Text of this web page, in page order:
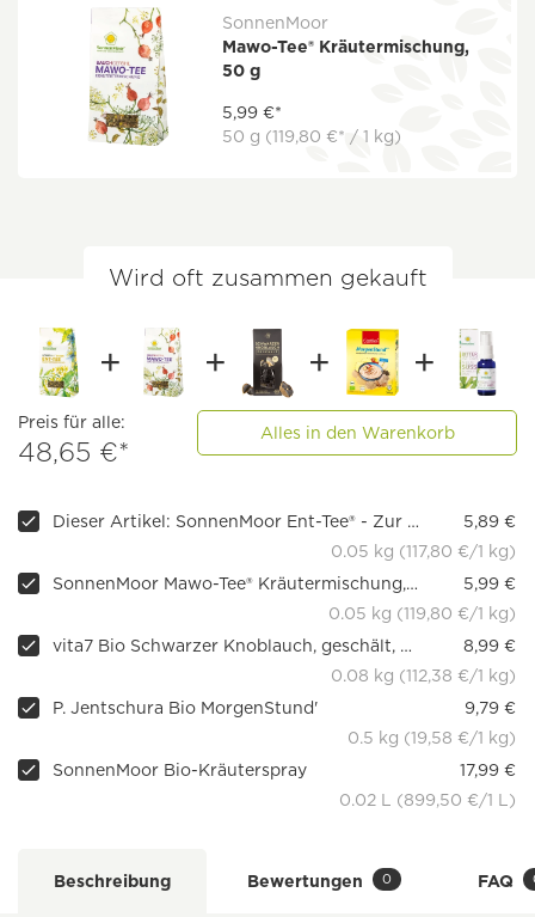
SonnenMoor
Mawo-Tee® Kräutermischung,
50 g
5,99 €*
50 g (119,80 €* / 1 kg)
Wird oft zusammen gekauft
Preis für alle:
48,65 €*
Alles in den Warenkorb
Dieser Artikel: SonnenMoor Ent-Tee® - Zur Inneren Reinigung, 50 g
5,89 €
0.05 kg (117,80 €/1 kg)
SonnenMoor Mawo-Tee® Kräutermischung, 50 g
5,99 €
0.05 kg (119,80 €/1 kg)
vita7 Bio Schwarzer Knoblauch, geschält, 80g
8,99 €
0.08 kg (112,38 €/1 kg)
P. Jentschura Bio MorgenStund'
9,79 €
0.5 kg (19,58 €/1 kg)
SonnenMoor Bio-Kräuterspray
17,99 €
0.02 L (899,50 €/1 L)
Beschreibung Bewertungen 0 FAQ